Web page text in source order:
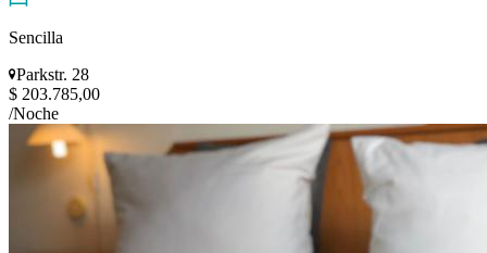
Sencilla
Parkstr. 28
$ 203.785,00
/Noche